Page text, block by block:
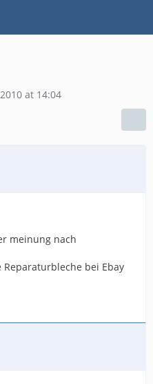
at 14:04
meinung nach
bei Ebay